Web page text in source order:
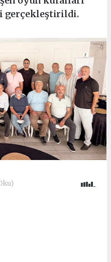
gerçekleştirildi.